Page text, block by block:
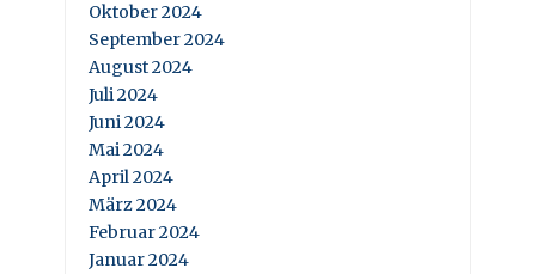
Oktober 2024
September 2024
August 2024
Juli 2024
Juni 2024
Mai 2024
April 2024
März 2024
Februar 2024
Januar 2024